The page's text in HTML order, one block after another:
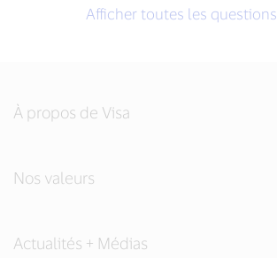
Afficher toutes les questions
À propos de Visa
Nos valeurs
Actualités + Médias